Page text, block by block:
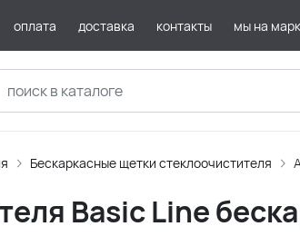
оплата доставка контакты мы на
Бескаркасные щетки стеклоочистителя
Basic Linе